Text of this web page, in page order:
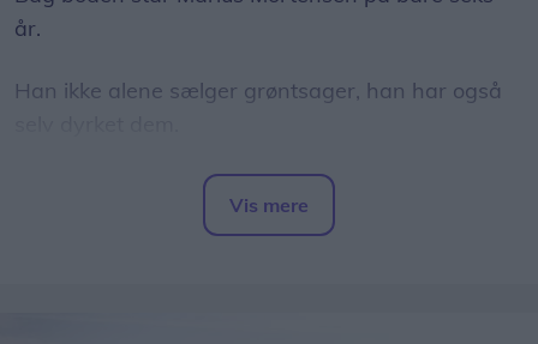
år.
Han ikke alene sælger grøntsager, han har også
I sine forældres have har han fået sin helt egen
afdeling, hvor han i foråret såede squash,
Vis mere